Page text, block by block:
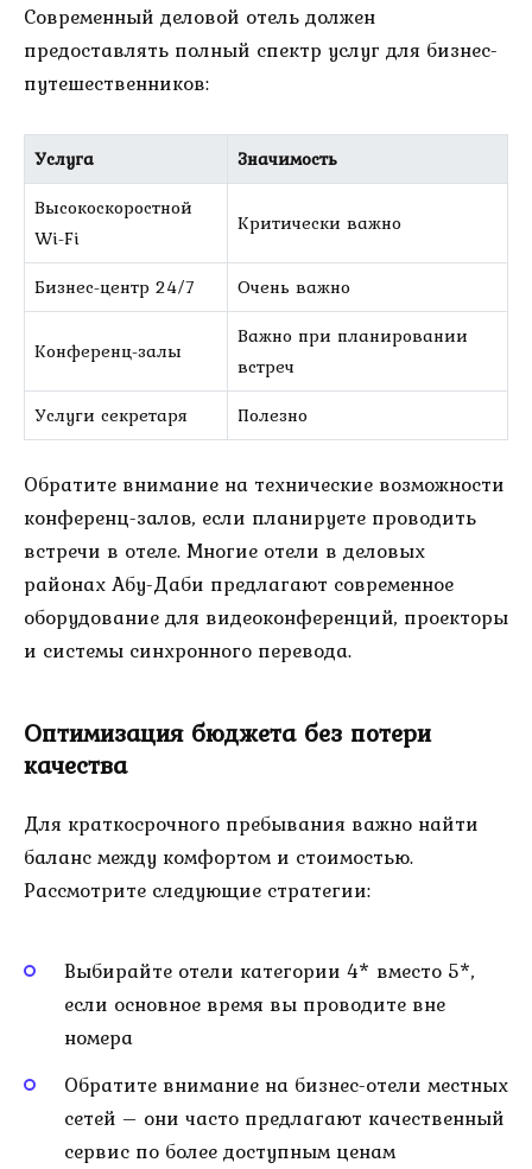
Современный деловой отель должен
предоставлять полный спектр услуг для бизнес-
путешественников:
Услуга
Значимость
Высокоскоростной
Wi-Fi
Критически важно
Бизнес-центр 24/7 Очень важно
Конференц-залы
Важно при планировании
встреч
Услуги секретаря
Полезно
Обратите внимание на технические возможности
конференц-залов, если планируете проводить
встречи в отеле. Многие отели в деловых
районах Абу-Даби предлагают современное
оборудование для видеоконференций, проекторы
и системы синхронного перевода.
Оптимизация бюджета без потери
качества
Для краткосрочного пребывания важно найти
баланс между комфортом и стоимостью.
Рассмотрите следующие стратегии:
Выбирайте отели категории 4* вместо 5*,
если основное время вы проводите вне
номера
Обратите внимание на бизнес-отели местных
сетей – они часто предлагают качественный
сервис по более доступным ценам